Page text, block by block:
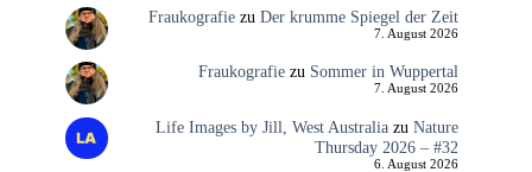
Fraukografiezu Der krumme Spiegel der Zeit
7. August 2026
Fraukografiezu Sommer in Wuppertal
7. August 2026
Life Images by Jill, West Australiazu Nature
Thursday 2026 – #32
6. August 2026